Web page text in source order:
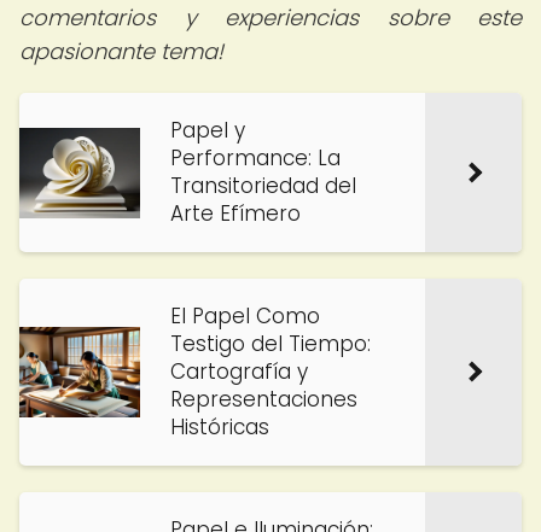
comentarios y experiencias sobre este
apasionante tema!
Papel y
Performance: La
Transitoriedad del
Arte Efímero
El Papel Como
Testigo del Tiempo:
Cartografía y
Representaciones
Históricas